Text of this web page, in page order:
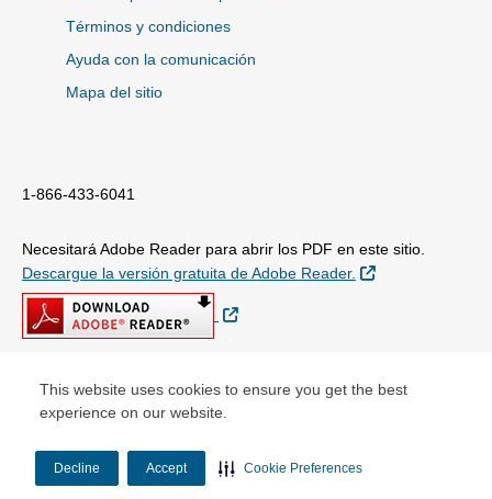
This website uses cookies to ensure you get the best
experience on our website.
Decline Accept Cookie Preferences
Términos y condiciones
Ayuda con la comunicación
Mapa del sitio
1-866-433-6041
Necesitará Adobe Reader para abrir los PDF en este sitio.
Descargue la versión gratuita de Adobe Reader.
Sitio Externo
Sitio Externo
© Copyright 2026